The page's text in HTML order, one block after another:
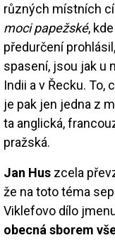
různých místních
moci papežské,
předurčení
spasení, jsou jak u
Indii a v Řecku. To,
je pak jen jedna z
ta anglická,
pražská.
Jan Hus zcela
že na toto téma
Viklefovo dílo
obecná sborem